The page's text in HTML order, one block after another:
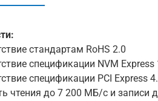
стандартам RoHS 2.0
спецификации NVM Express
спецификации PCI Express
чтения до 7 200 МБ/с и записи